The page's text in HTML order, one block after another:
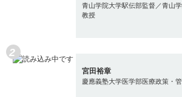
青山学院大学駅伝部監督／青山
教授
宮田裕章
慶應義塾大学医学部医療政策・